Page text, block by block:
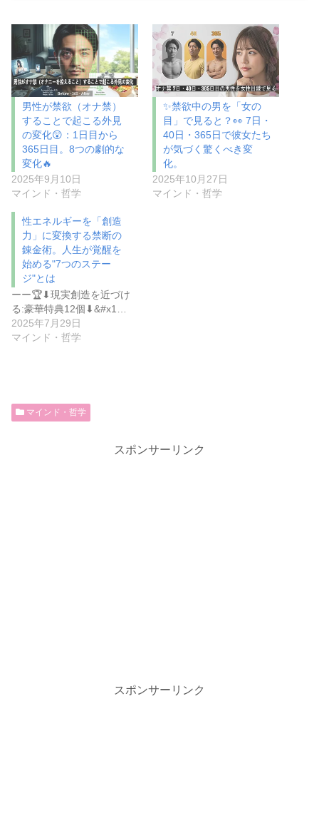
男性が禁欲（オナ禁）
することで起こる外見
の変化😲：1日目から
365日目。8つの劇的な
変化🔥
2025年9月10日
マインド・哲学
✨禁欲中の男を「女の
目」で見ると？👀 7日・
40日・365日で彼女たち
が気づく驚くべき変
化。
2025年10月27日
マインド・哲学
性エネルギーを「創造
力」に変換する禁断の
錬金術。人生が覚醒を
始める"7つのステー
ジ"とは
ーー🏆⬇︎現実創造を近づけ
る:豪華特典12個⬇︎&#x1…
2025年7月29日
マインド・哲学
マインド・哲学
スポンサーリンク
スポンサーリンク